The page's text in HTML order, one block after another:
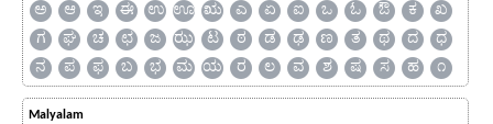
ಅ ಆ ಇ ಈ ಉ ಊ ಋ ಎ ಏ ಐ ಒ ಓ ಔ ಕ
ಖ
ಗ
ಘ ಚ ಛ ಜ ಝ ಟ ಠ ಡ ಢ ಣ ತ ಥ ದ
ಧ
ನ
ಪ ಫ ಬ ಭ ಮ ಯ ರ ಲ ವ ಶ ಷ ಸ ಹ ೧
Malyalam